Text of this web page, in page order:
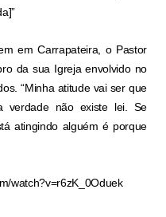
em Carrapateira, o Pastor
da sua Igreja envolvido no
“Minha atitude vai ser que
verdade não existe lei. Se
atingindo alguém é porque
watch?v=r6zK_0Oduek